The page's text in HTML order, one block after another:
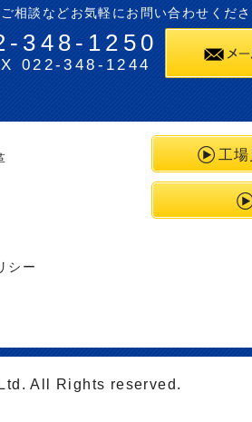
相談などお気軽にお問い合わせくださ
348-1250
022-348-1244
シー
工
All Rights reserved.